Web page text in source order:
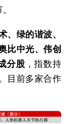
、绿的谐波、
比中光、伟创
分股 ，指数持
目前多家合作